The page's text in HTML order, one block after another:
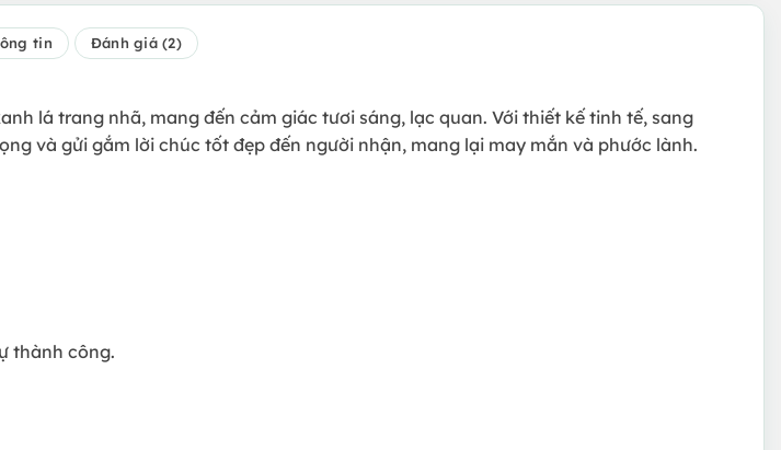
tin Đánh giá (2)
lá trang nhã, mang đến cảm giác tươi sáng, lạc quan. Với thiết kế tinh tế, sang
và gửi gắm lời chúc tốt đẹp đến người nhận, mang lại may mắn và phước lành.
thành công.